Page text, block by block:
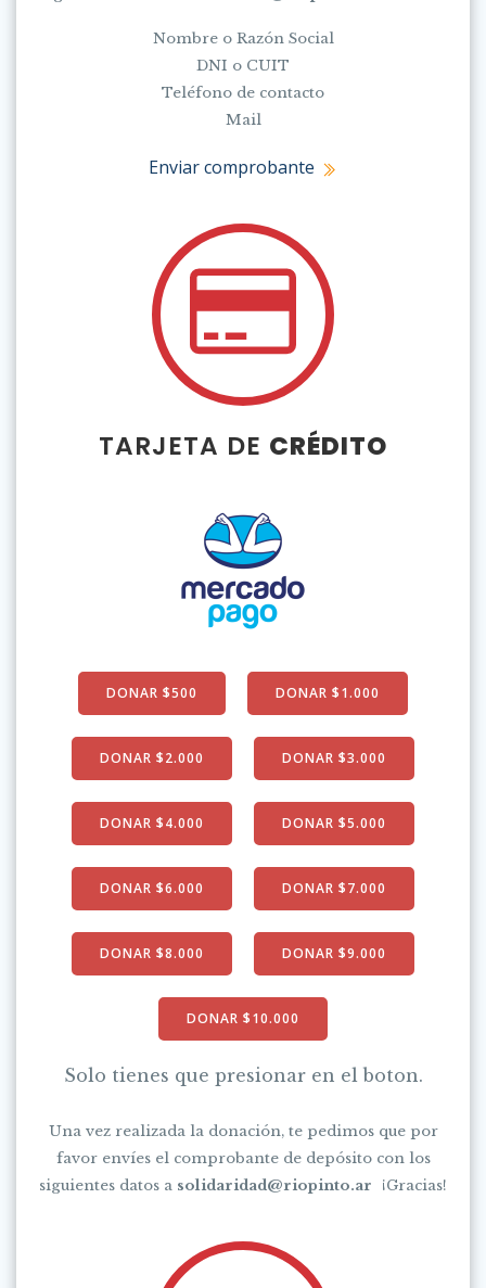
Nombre o Razón Social
DNI o CUIT
Teléfono de contacto
Mail
Enviar comprobante
TARJETA DE CRÉDITO
DONAR $500 DONAR $1.000
DONAR $2.000 DONAR $3.000
DONAR $4.000 DONAR $5.000
DONAR $6.000 DONAR $7.000
DONAR $8.000 DONAR $9.000
DONAR $10.000
Solo tienes que presionar en el boton.
Una vez realizada la donación, te pedimos que por
favor envíes el comprobante de depósito con los
siguientes datos a solidaridad@riopinto.ar ¡Gracias!